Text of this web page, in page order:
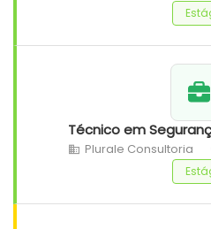
Técnico em
Plurale Consultoria